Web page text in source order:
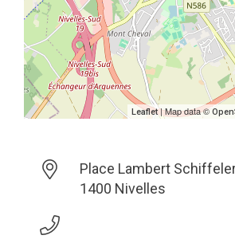
Leaflet| Map data ©
Place Lambert
1400 Nivelles